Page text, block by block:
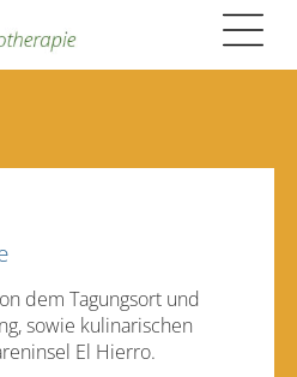
dem Tagungsort und
sowie kulinarischen
El Hierro.